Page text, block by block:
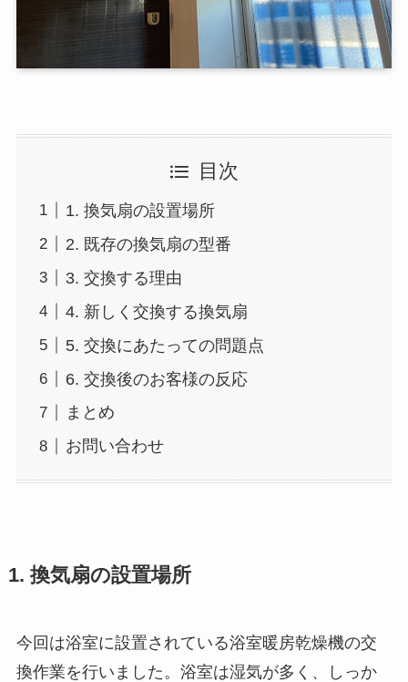
目次
1. 換気扇の設置場所
2. 既存の換気扇の型番
3. 交換する理由
4. 新しく交換する換気扇
5. 交換にあたっての問題点
6. 交換後のお客様の反応
まとめ
お問い合わせ
1. 換気扇の設置場所
今回は浴室に設置されている浴室暖房乾燥機の交
換作業を行いました。浴室は湿気が多く、しっか